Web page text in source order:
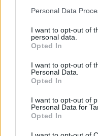
Please note that this
not limited to your visit
grant or deny consent to
use your data for below
consent section.
Personal Data
I want to opt-out of
personal data.
Opted In
I want to opt-out of
Personal Data.
Opted In
I want to opt-out of
Personal Data for
Opted In
Amparo
vicepresidencia
CRÓNICA